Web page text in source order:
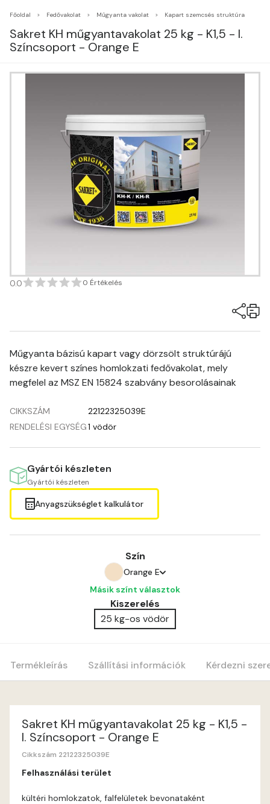
Főoldal Fedővakolat Műgyanta vakolat Kapart szemcsés struktúra
Sakret KH műgyantavakolat 25 kg - K1,5 - I.
Színcsoport - Orange E
0.0 0 Értékelés
Műgyanta bázisú kapart vagy dörzsölt struktúrájú
készre kevert színes homlokzati fedővakolat, mely
megfelel az MSZ EN 15824 szabvány besorolásainak
CIKKSZÁM
22122325039E
RENDELÉSI EGYSÉG1 vödör
Gyártói készleten
Gyártói készleten
Anyagszükséglet kalkulátor
Szín
Orange E
Amber E
Anticred E
Apple E
Másik színt választok
Kiszerelés
25 kg-os vödör
Termékleírás Szállítási információk Kérdezni
Sakret KH műgyantavakolat 25 kg - K1,5 -
I. Színcsoport - Orange E
Cikkszám 22122325039E
Felhasználási terület
kültéri homlokzatok, falfelületek bevonataként